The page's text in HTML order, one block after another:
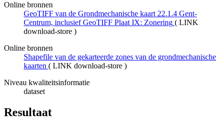
Online bronnen
GeoTIFF van de Grondmechanische kaart 22.1.4 Gent-
Centrum, inclusief GeoTIFF Plaat IX: Zonering ( LINK
download-store )
Online bronnen
Shapefile van de gekarteerde zones van de grondmechanische
kaarten ( LINK download-store )
Niveau kwaliteitsinformatie
dataset
Resultaat